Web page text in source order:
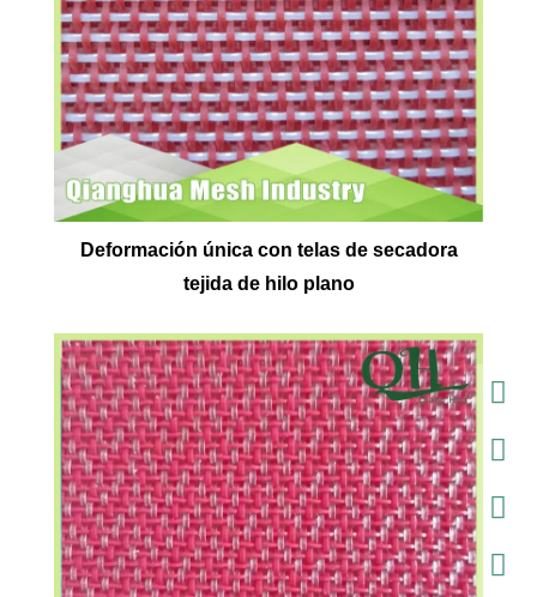
Deformación única con telas de secadora
tejida de hilo plano